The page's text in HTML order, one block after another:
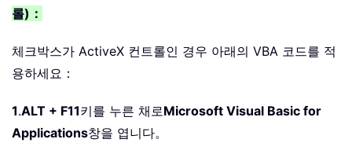
롤)：
체크박스가 ActiveX 컨트롤인 경우 아래의 VBA 코드를 적
용하세요：
1.ALT + F11키를 누른 채로Microsoft Visual Basic for
Applications창을 엽니다。